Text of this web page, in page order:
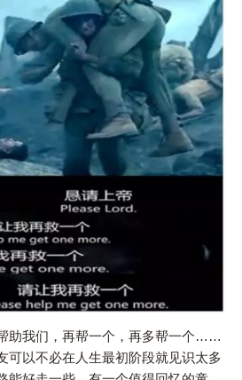
助我们，再帮一个，再多帮一个……
可以不必在人生最初阶段就见识太多